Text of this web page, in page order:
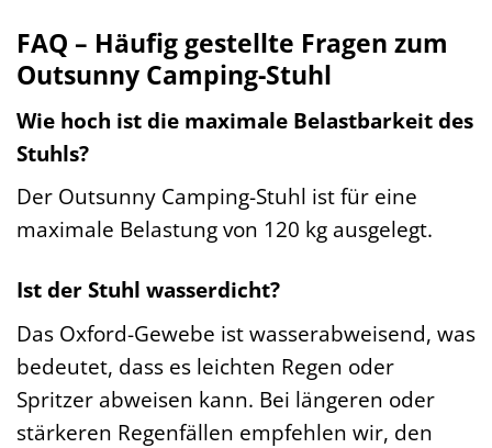
FAQ – Häufig gestellte Fragen zum
Outsunny Camping-Stuhl
Wie hoch ist die maximale Belastbarkeit des
Stuhls?
Der Outsunny Camping-Stuhl ist für eine
maximale Belastung von 120 kg ausgelegt.
Ist der Stuhl wasserdicht?
Das Oxford-Gewebe ist wasserabweisend, was
bedeutet, dass es leichten Regen oder
Spritzer abweisen kann. Bei längeren oder
stärkeren Regenfällen empfehlen wir, den